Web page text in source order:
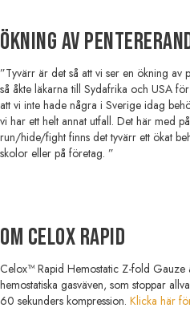
Ökning av
”Tyvärr är det så att vi ser en ökning
så åkte läkarna till Sydafrika och USA
att vi inte hade några i Sverige idag
vi har ett helt annat utfall. Det här med
run/hide/fight finns det tyvärr ett ökat
skolor eller på företag. ”
Om Celox Rapid
Celox™ Rapid Hemostatic Z-fold Gauze
hemostatiska gasväven, som stoppar
60 sekunders kompression. Klicka här